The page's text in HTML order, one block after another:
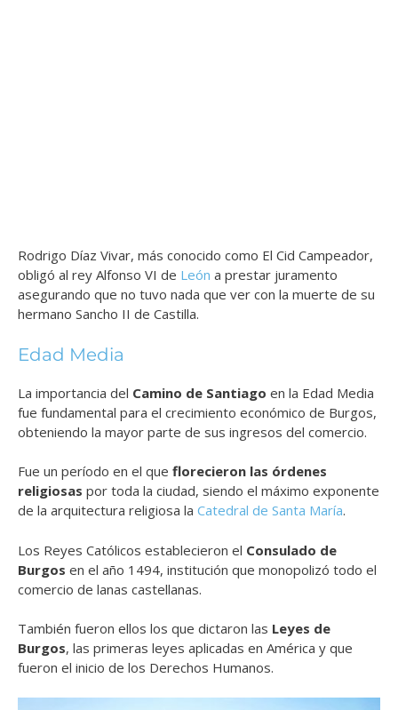
Rodrigo Díaz Vivar, más conocido como El Cid Campeador,
obligó al rey Alfonso VI de León a prestar juramento
asegurando que no tuvo nada que ver con la muerte de su
hermano Sancho II de Castilla.
Edad Media
La importancia del Camino de Santiago en la Edad Media
fue fundamental para el crecimiento económico de Burgos,
obteniendo la mayor parte de sus ingresos del comercio.
Fue un período en el que florecieron las órdenes
religiosas por toda la ciudad, siendo el máximo exponente
de la arquitectura religiosa la Catedral de Santa María.
Los Reyes Católicos establecieron el Consulado de
Burgos en el año 1494, institución que monopolizó todo el
comercio de lanas castellanas.
También fueron ellos los que dictaron las Leyes de
Burgos, las primeras leyes aplicadas en América y que
fueron el inicio de los Derechos Humanos.